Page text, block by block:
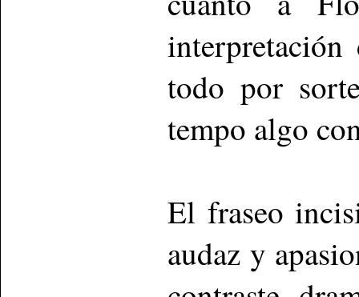
todo por
tempo algo
El fraseo
audaz y